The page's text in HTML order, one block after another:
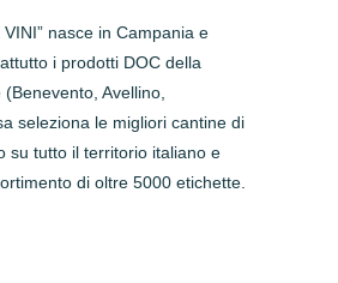
VINI” nasce in Campania e
i prodotti DOC della
Avellino,
seleziona le migliori cantine di
su tutto il territorio italiano e
di oltre 5000 etichette.